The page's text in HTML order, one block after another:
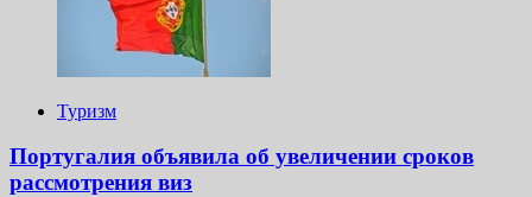
Туризм
Португалия объявила об увеличении сроков
рассмотрения виз